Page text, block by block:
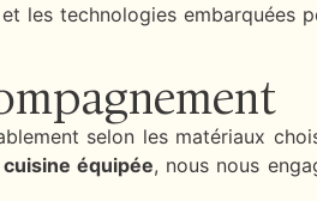
les technologies embarquées
selon les matériaux
équipée, nous nous